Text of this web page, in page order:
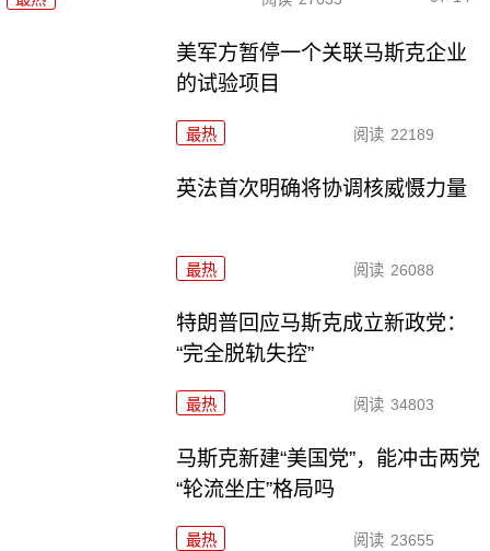
美军方暂停一个关联马斯克企业
的试验项目
最热 阅读 22189
英法首次明确将协调核威慑力量
最热 阅读 26088
特朗普回应马斯克成立新政党：
“完全脱轨失控”
最热 阅读 34803
马斯克新建“美国党”，能冲击两党
“轮流坐庄”格局吗
最热 阅读 23655